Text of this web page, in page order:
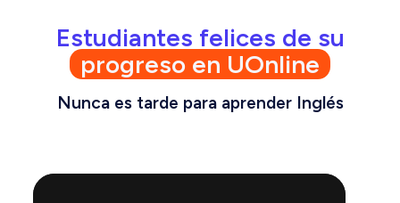
Estudiantes felices de su
progreso en UOnline
Nunca es tarde para aprender Inglés